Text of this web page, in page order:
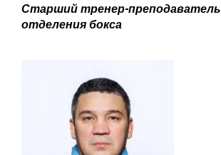
Старший тренер-преподаватель
отделения бокса